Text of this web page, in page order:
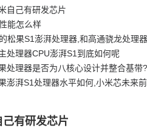
自己有研发芯片
能怎么样
松果S1澎湃处理器,和高通骁龙处理
处理器CPU澎湃S1到底如何呢
处理器是否为八核心设计并整合基带?
澎湃S1处理器水平如何,小米芯未来
有研发芯片